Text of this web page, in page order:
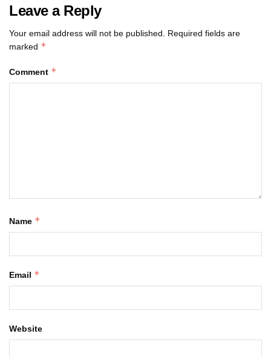
Leave a Reply
Your email address will not be published.
Required fields are
marked *
Comment *
Name *
Email *
Website